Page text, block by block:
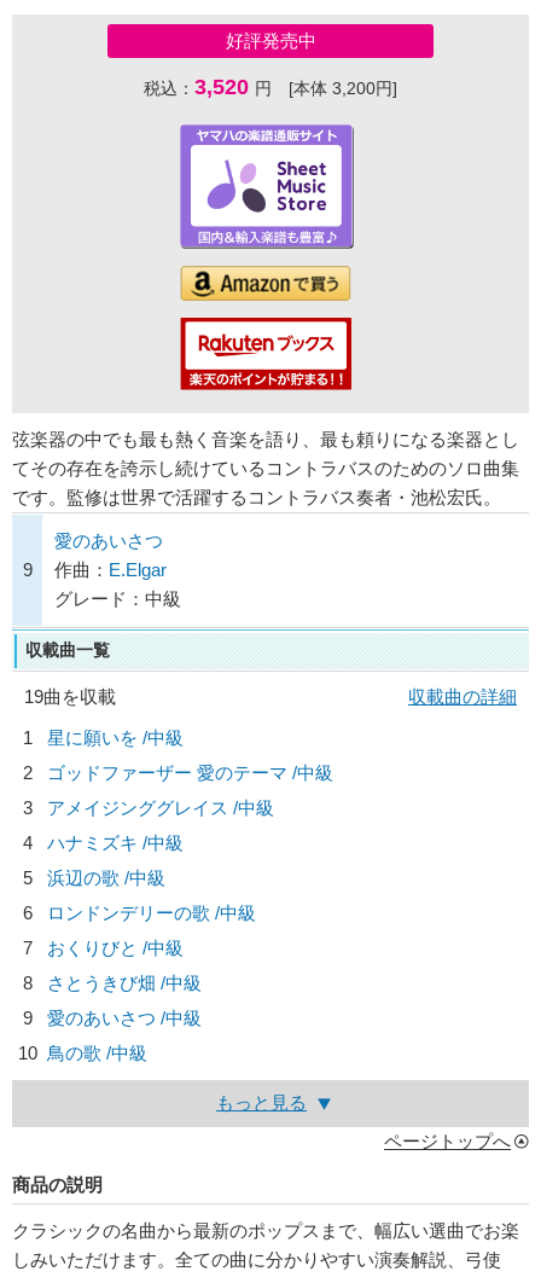
好評発売中
税込： 3,520 円 [本体 3,200円]
弦楽器の中でも最も熱く音楽を語り、最も頼りになる楽器とし
てその存在を誇示し続けているコントラバスのためのソロ曲集
です。監修は世界で活躍するコントラバス奏者・池松宏氏。
9
愛のあいさつ
作曲： E.Elgar
グレード：中級
収載曲一覧
19曲を収載
収載曲の詳細
1
星に願いを /中級
2
ゴッドファーザー 愛のテーマ /中級
3
アメイジンググレイス /中級
4
ハナミズキ /中級
5
浜辺の歌 /中級
6
ロンドンデリーの歌 /中級
7
おくりびと /中級
8
さとうきび畑 /中級
9
愛のあいさつ /中級
10 鳥の歌 /中級
もっと見る
ページトップへ
商品の説明
クラシックの名曲から最新のポップスまで、幅広い選曲でお楽
しみいただけます。全ての曲に分かりやすい演奏解説、弓使